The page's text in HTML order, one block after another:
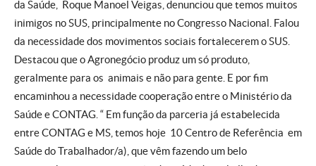
da Saúde, Roque Manoel Veigas, denunciou que temos muitos
inimigos no SUS, principalmente no Congresso Nacional. Falou
da necessidade dos movimentos sociais fortalecerem o SUS.
Destacou que o Agronegócio produz um só produto,
geralmente para os animais e não para gente. E por fim
encaminhou a necessidade cooperação entre o Ministério da
Saúde e CONTAG. “ Em função da parceria já estabelecida
entre CONTAG e MS, temos hoje 10 Centro de Referência em
Saúde do Trabalhador/a), que vêm fazendo um belo